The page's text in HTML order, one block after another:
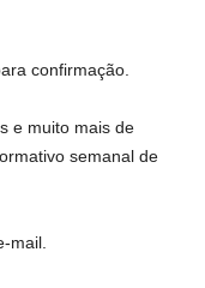
confirmação.
e muito mais de
semanal de
mail.